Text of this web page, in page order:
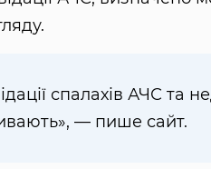
спалахів АЧС
— пише сайт.